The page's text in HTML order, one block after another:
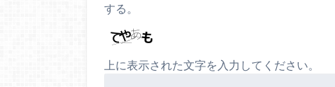
する。
上に表示された文字を入力してください。